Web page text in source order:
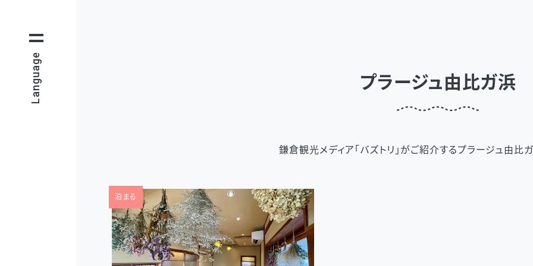
Language プラージュ由比ガ浜
鎌倉観光メディア「バズトリ」がご紹介するプラージュ由比
泊まる